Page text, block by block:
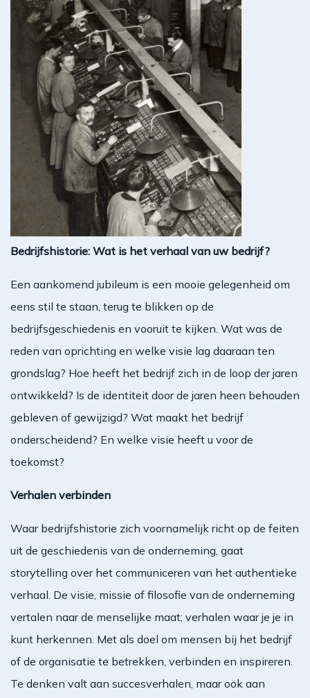
Bedrijfshistorie: Wat is het verhaal van uw bedrijf?
Een aankomend jubileum is een mooie gelegenheid om
eens stil te staan, terug te blikken op de
bedrijfsgeschiedenis en vooruit te kijken. Wat was de
reden van oprichting en welke visie lag daaraan ten
grondslag? Hoe heeft het bedrijf zich in de loop der jaren
ontwikkeld? Is de identiteit door de jaren heen behouden
gebleven of gewijzigd? Wat maakt het bedrijf
onderscheidend? En welke visie heeft u voor de
toekomst?
Verhalen verbinden
Waar bedrijfshistorie zich voornamelijk richt op de feiten
uit de geschiedenis van de onderneming, gaat
storytelling over het communiceren van het authentieke
verhaal. De visie, missie of filosofie van de onderneming
vertalen naar de menselijke maat; verhalen waar je je in
kunt herkennen. Met als doel om mensen bij het bedrijf
of de organisatie te betrekken, verbinden en inspireren.
Te denken valt aan succesverhalen, maar ook aan